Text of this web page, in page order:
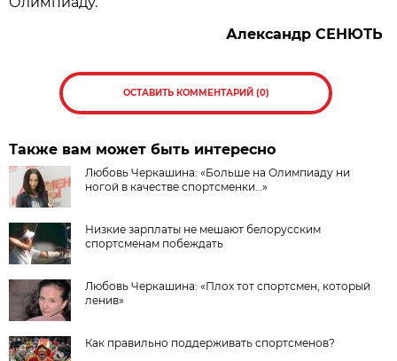
Александр СЕНЮТЬ
ОСТАВИТЬ КОММЕНТАРИЙ (0)
Также вам может быть интересно
Любовь Черкашина: «Больше на Олимпиаду ни
ногой в качестве спортсменки…»
Низкие зарплаты не мешают белорусским
спортсменам побеждать
Любовь Черкашина: «Плох тот спортсмен, который
ленив»
Как правильно поддерживать спортсменов?